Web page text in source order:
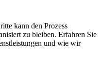
kann den Prozess
zu bleiben. Erfahren Sie
und wie wir